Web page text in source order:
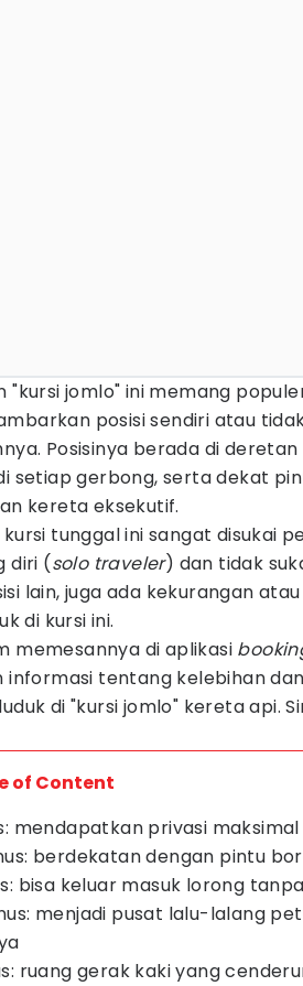
"kursi jomlo" ini memang
posisi sendiri atau
Posisinya berada di
setiap gerbong, serta dekat
kereta eksekutif.
tunggal ini sangat disukai
diri (solo traveler) dan tidak
lain, juga ada kekurangan
di kursi ini.
memesannya di aplikasi
informasi tentang kelebihan
di "kursi jomlo" kereta api.
of Content
mendapatkan privasi maksimal
berdekatan dengan pintu
bisa keluar masuk lorong
menjadi pusat lalu-lalang
ruang gerak kaki yang